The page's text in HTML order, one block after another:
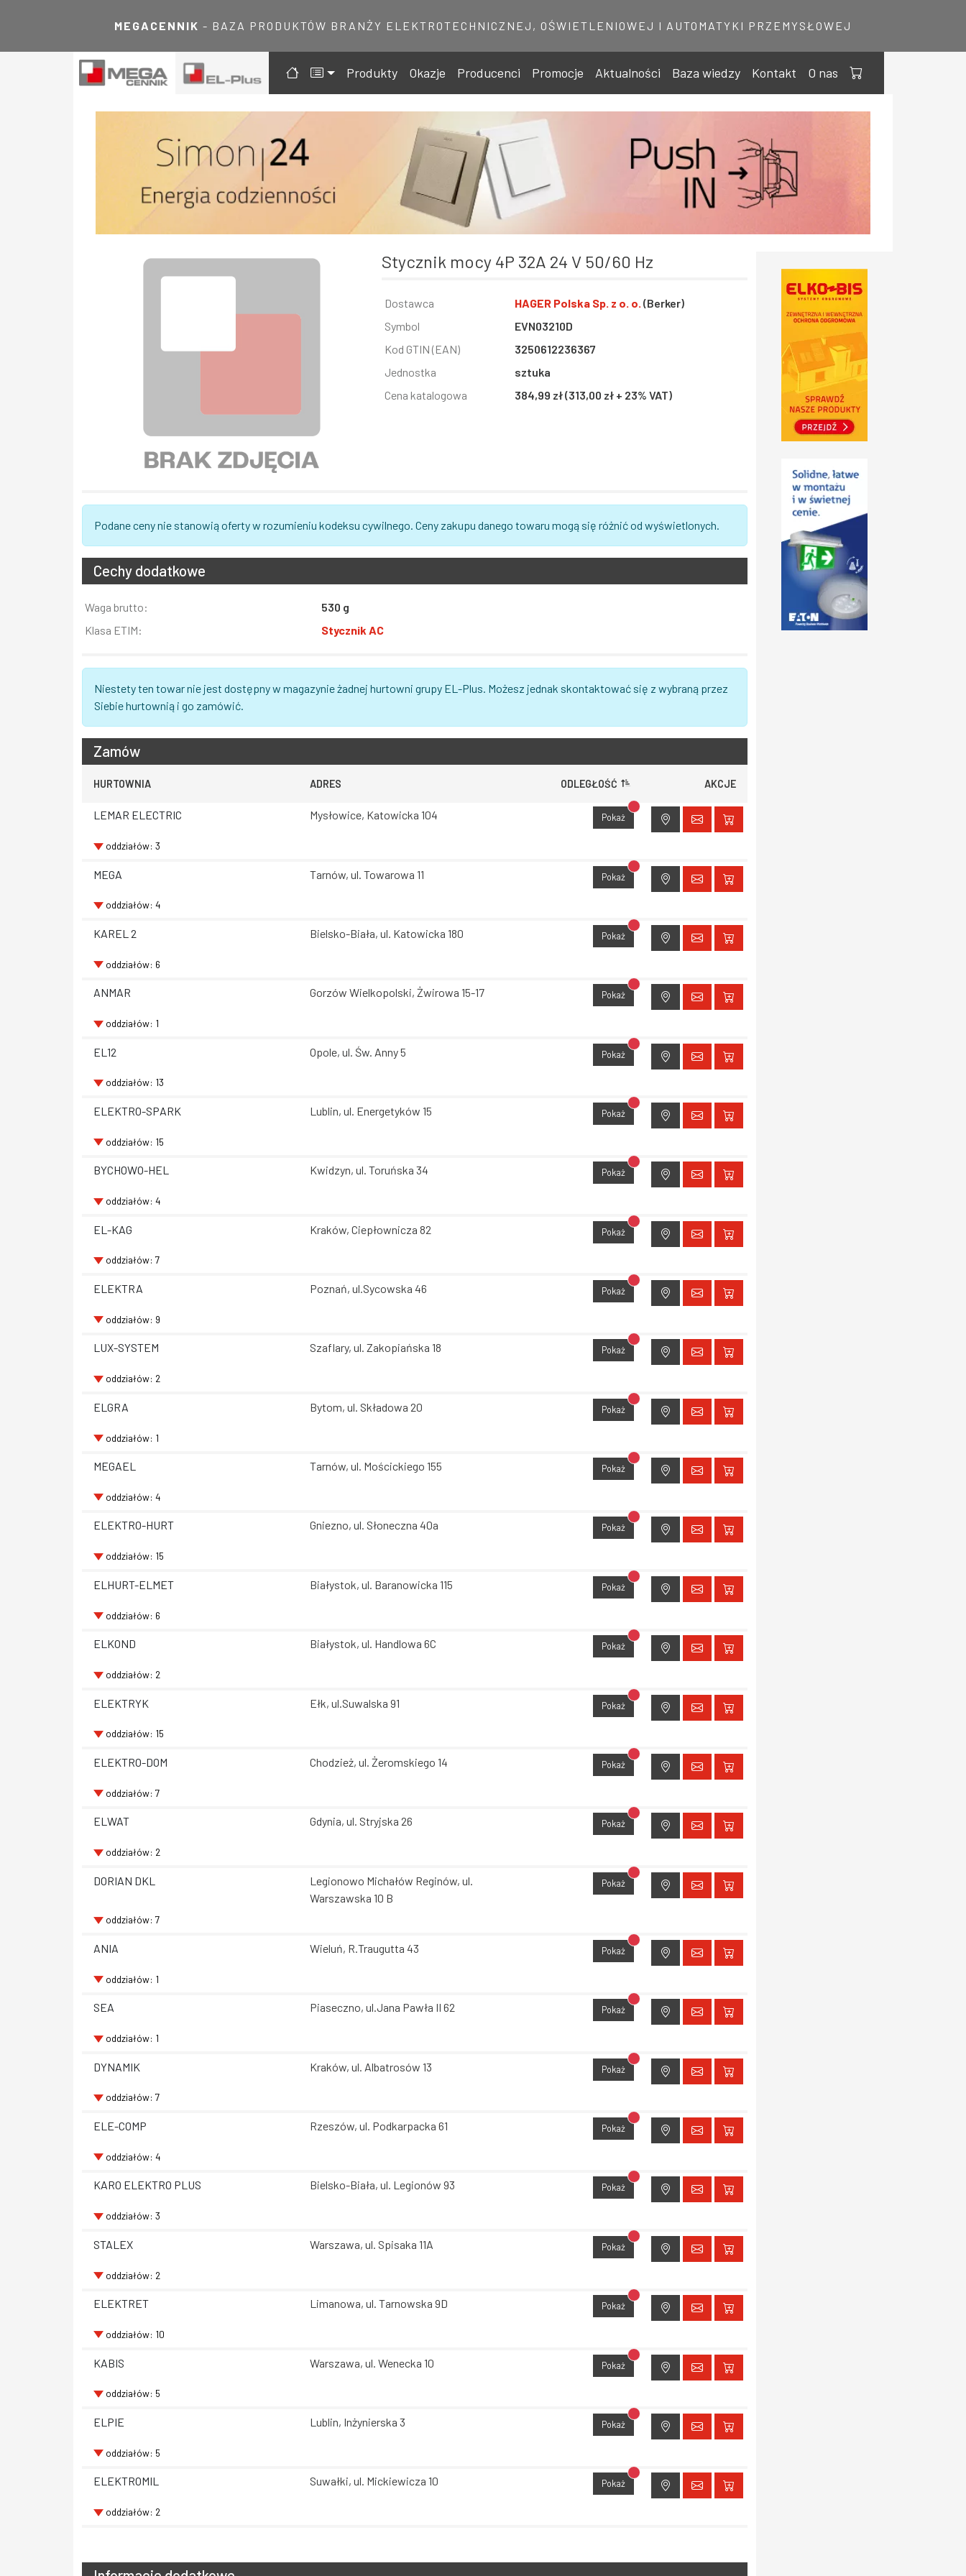
MEGACENNIK - BAZA PRODUKTÓW BRANŻY ELEKTROTECHNICZNEJ, OŚWIETLENIOWEJ I AUTOMATYKI PRZEMYSŁOWEJ
Produkty Okazje Producenci Promocje Aktualności Baza wiedzy Kontakt O nas
Stycznik mocy 4P 32A 24 V 50/60 Hz
Informacja
Wartość
Dostawca HAGER Polska Sp. z o. o. (Berker)
Symbol
EVN03210D
Kod GTIN (EAN)
3250612236367
Jednostka
sztuka
Cena katalogowa
384,99 zł (313,00 zł + 23% VAT)
Podane ceny nie stanowią oferty w rozumieniu kodeksu cywilnego. Ceny zakupu danego towaru mogą się różnić od wyświetlonych.
Cechy dodatkowe
Informacja
Wartość
Waga brutto:
530 g
Klasa ETIM:
Stycznik AC
Niestety ten towar nie jest dostępny w magazynie żadnej hurtowni grupy EL-Plus. Możesz jednak skontaktować się z wybraną przez
Siebie hurtownią i go zamówić.
Zamów
HURTOWNIA ADRES ODLEGŁOŚĆ AKCJE
LEMAR ELECTRIC Mysłowice, Katowicka 104 Pokaż Brak dostępu do lokalizacji
oddziałów: 3
MEGA Tarnów, ul. Towarowa 11 Pokaż Brak dostępu do lokalizacji
oddziałów: 4
KAREL 2 Bielsko-Biała, ul. Katowicka 180 Pokaż Brak dostępu do lokalizacji
oddziałów: 6
ANMAR Gorzów Wielkopolski, Żwirowa 15-17 Pokaż Brak dostępu do lokalizacji
oddziałów: 1
EL12 Opole, ul. Św. Anny 5 Pokaż Brak dostępu do lokalizacji
oddziałów: 13
ELEKTRO-SPARK Lublin, ul. Energetyków 15 Pokaż Brak dostępu do lokalizacji
oddziałów: 15
BYCHOWO-HEL Kwidzyn, ul. Toruńska 34 Pokaż Brak dostępu do lokalizacji
oddziałów: 4
EL-KAG Kraków, Ciepłownicza 82 Pokaż Brak dostępu do lokalizacji
oddziałów: 7
ELEKTRA Poznań, ul.Sycowska 46 Pokaż Brak dostępu do lokalizacji
oddziałów: 9
LUX-SYSTEM Szaflary, ul. Zakopiańska 18 Pokaż Brak dostępu do lokalizacji
oddziałów: 2
ELGRA Bytom, ul. Składowa 20 Pokaż Brak dostępu do lokalizacji
oddziałów: 1
MEGAEL Tarnów, ul. Mościckiego 155 Pokaż Brak dostępu do lokalizacji
oddziałów: 4
ELEKTRO-HURT Gniezno, ul. Słoneczna 40a Pokaż Brak dostępu do lokalizacji
oddziałów: 15
ELHURT-ELMET Białystok, ul. Baranowicka 115 Pokaż Brak dostępu do lokalizacji
oddziałów: 6
ELKOND Białystok, ul. Handlowa 6C Pokaż Brak dostępu do lokalizacji
oddziałów: 2
ELEKTRYK Ełk, ul.Suwalska 91 Pokaż Brak dostępu do lokalizacji
oddziałów: 15
ELEKTRO-DOM Chodzież, ul. Żeromskiego 14 Pokaż Brak dostępu do lokalizacji
oddziałów: 7
ELWAT Gdynia, ul. Stryjska 26 Pokaż Brak dostępu do lokalizacji
oddziałów: 2
DORIAN DKL
Legionowo Michałów Reginów, ul.
Warszawska 10 B
Pokaż Brak dostępu do lokalizacji
oddziałów: 7
ANIA Wieluń, R.Traugutta 43 Pokaż Brak dostępu do lokalizacji
oddziałów: 1
SEA Piaseczno, ul.Jana Pawła II 62 Pokaż Brak dostępu do lokalizacji
oddziałów: 1
DYNAMIK Kraków, ul. Albatrosów 13 Pokaż Brak dostępu do lokalizacji
oddziałów: 7
ELE-COMP Rzeszów, ul. Podkarpacka 61 Pokaż Brak dostępu do lokalizacji
oddziałów: 4
KARO ELEKTRO PLUS Bielsko-Biała, ul. Legionów 93 Pokaż Brak dostępu do lokalizacji
oddziałów: 3
STALEX Warszawa, ul. Spisaka 11A Pokaż Brak dostępu do lokalizacji
oddziałów: 2
ELEKTRET Limanowa, ul. Tarnowska 9D Pokaż Brak dostępu do lokalizacji
oddziałów: 10
KABIS Warszawa, ul. Wenecka 10 Pokaż Brak dostępu do lokalizacji
oddziałów: 5
ELPIE Lublin, Inżynierska 3 Pokaż Brak dostępu do lokalizacji
oddziałów: 5
ELEKTROMIL Suwałki, ul. Mickiewicza 10 Pokaż Brak dostępu do lokalizacji
oddziałów: 2